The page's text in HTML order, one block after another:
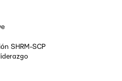
SHRM-SCP